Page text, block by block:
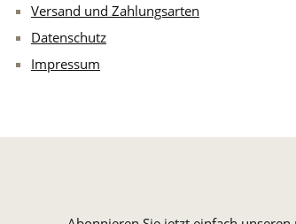
Versand und Zahlungsarten
Datenschutz
Impressum